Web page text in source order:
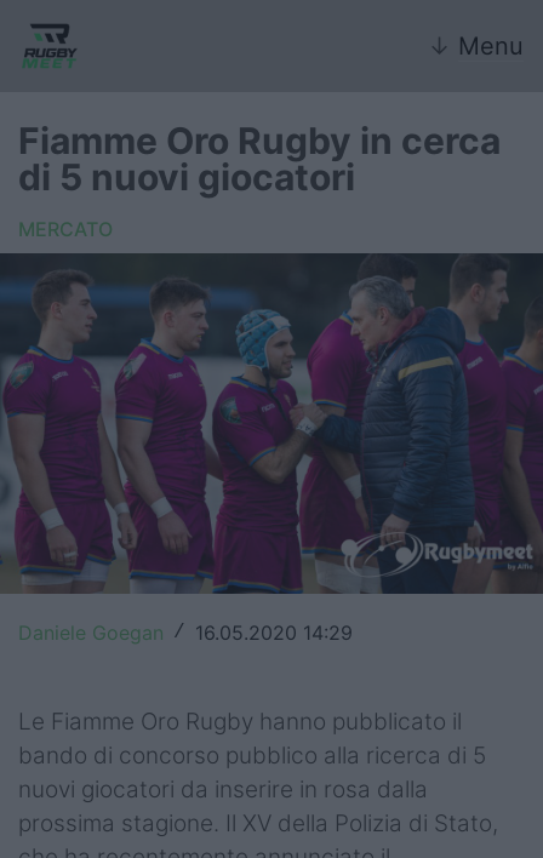
↓ Menu
Nazionali giovanili
Rugby Sevens
FIR
Internazionale
6 Nazioni
United Rugby Championship
Top14
Premiership
Challenge Cup
World Rugby
Rugby World Cup
Fiamme Oro Rugby in cerca
di 5 nuovi giocatori
MERCATO
Daniele Goegan / 16.05.2020 14:29
Le Fiamme Oro Rugby hanno pubblicato il
bando di concorso pubblico alla ricerca di 5
nuovi giocatori da inserire in rosa dalla
prossima stagione. Il XV della Polizia di Stato,